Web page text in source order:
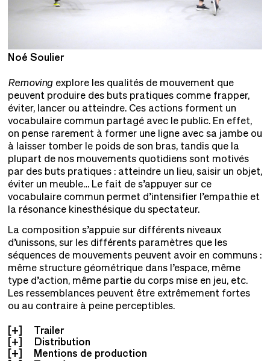
Noé Soulier
Removingexplore les qualités de mouvement que
peuvent produire des buts pratiques comme frapper,
éviter, lancer ou atteindre. Ces actions forment un
vocabulaire commun partagé avec le public. En effet,
on pense rarement à former une ligne avec sa jambe ou
à laisser tomber le poids de son bras, tandis que la
plupart de nos mouvements quotidiens sont motivés
par des buts pratiques : atteindre un lieu, saisir un objet,
éviter un meuble… Le fait de s’appuyer sur ce
vocabulaire commun permet d’intensifier l’empathie et
la résonance kinesthésique du spectateur.
La composition s’appuie sur différents niveaux
d’unissons, sur les différents paramètres que les
séquences de mouvements peuvent avoir en communs :
même structure géométrique dans l’espace, même
type d’action, même partie du corps mise en jeu, etc.
Les ressemblances peuvent être extrêmement fortes
ou au contraire à peine perceptibles.
Trailer
Distribution
Mentions de production